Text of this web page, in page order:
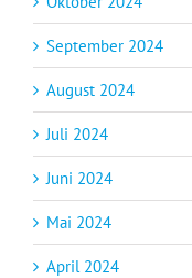
September 2024
August 2024
Juli 2024
Juni 2024
Mai 2024
April 2024